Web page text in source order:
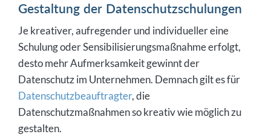
Gestaltung der Datenschutzschulungen
Je kreativer, aufregender und individueller eine
Schulung oder Sensibilisierungsmaßnahme erfolgt,
desto mehr Aufmerksamkeit gewinnt der
Datenschutz im Unternehmen. Demnach gilt es für
Datenschutzbeauftragter, die
Datenschutzmaßnahmen so kreativ wie möglich zu
gestalten.